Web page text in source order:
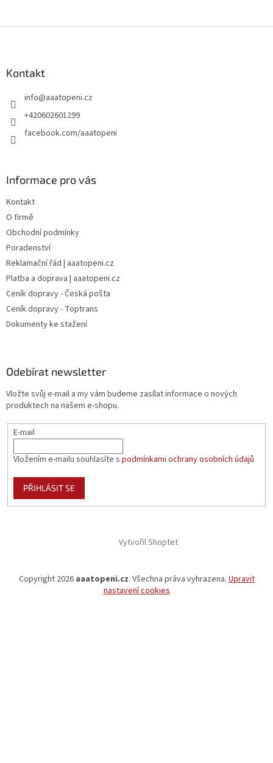
Kontakt
info@aaatopeni.cz
+420602601299
facebook.com/aaatopeni
Informace pro vás
Kontakt
O firmě
Obchodní podmínky
Poradenství
Reklamační řád | aaatopeni.cz
Platba a doprava | aaatopeni.cz
Ceník dopravy - Česká pošta
Ceník dopravy - Toptrans
Dokumenty ke stažení
Odebírat newsletter
Vložte svůj e-mail a my vám budeme zasílat informace o nových
produktech na našem e-shopu.
E-mail
Vložením e-mailu souhlasíte s podmínkami ochrany osobních údajů
PŘIHLÁSIT SE
Vytvořil Shoptet
Copyright 2026 aaatopeni.cz. Všechna práva vyhrazena. Upravit
nastavení cookies